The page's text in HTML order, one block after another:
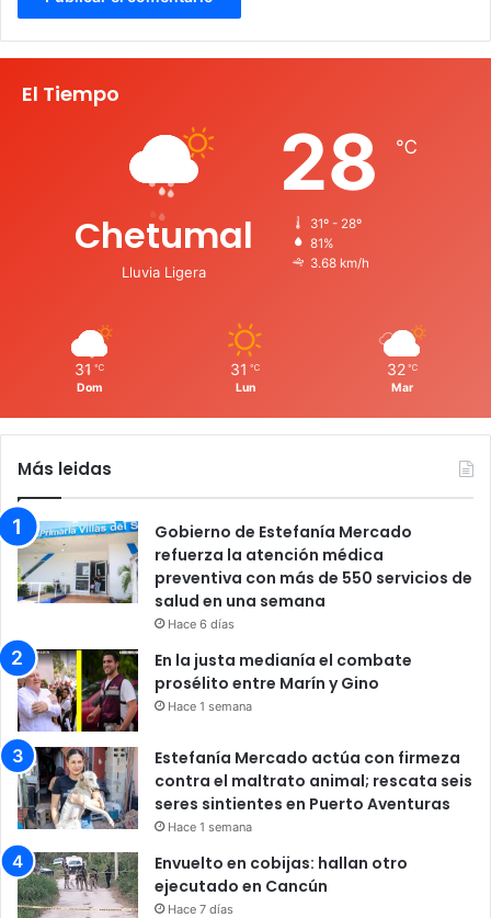
El Tiempo
Chetumal
Lluvia Ligera
28 ℃
31º - 28º
81%
3.68 km/h
31 ℃
Dom
31 ℃
Lun
32 ℃
Mar
Más leidas
Gobierno de Estefanía Mercado
refuerza la atención médica
preventiva con más de 550 servicios de
salud en una semana
Hace 6 días
En la justa medianía el combate
prosélito entre Marín y Gino
Hace 1 semana
Estefanía Mercado actúa con firmeza
contra el maltrato animal; rescata seis
seres sintientes en Puerto Aventuras
Hace 1 semana
Envuelto en cobijas: hallan otro
ejecutado en Cancún
Hace 7 días